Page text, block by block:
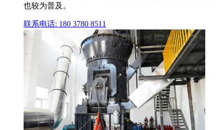
也较为普及。
联系电话: 180 3780 8511